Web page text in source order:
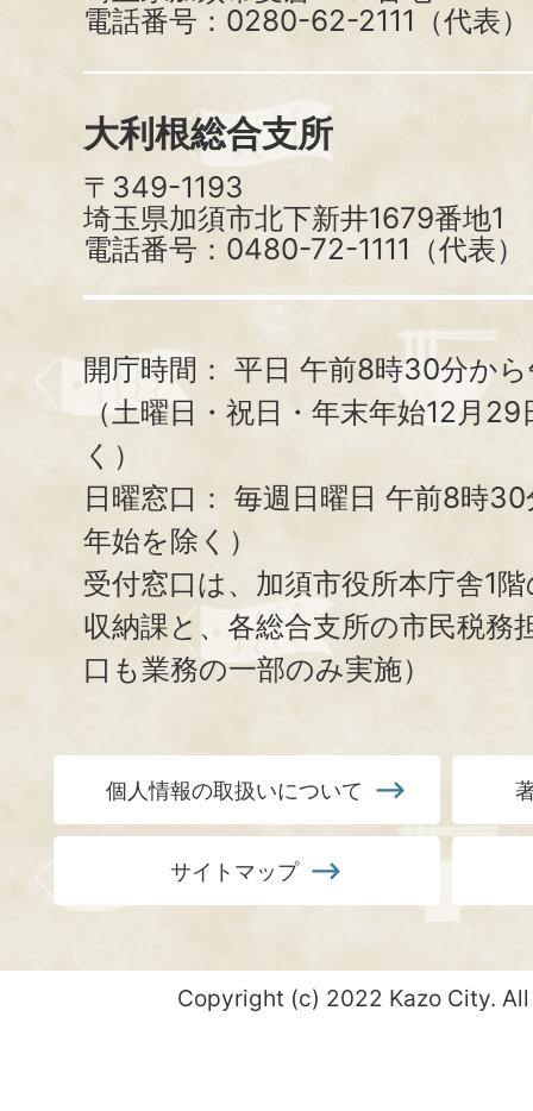
電話番号：0280-62-2111（代表）
大利根総合支所
〒349-1193
埼玉県加須市北下新井1679番地1
電話番号：0480-72-1111（代表）
開庁時間： 平日 午前8時30分か
（土曜日・祝日・年末年始12月
く）
日曜窓口： 毎週日曜日 午前8時
年始を除く）
受付窓口は、加須市役所本庁舎1
収納課と、 各総合支所の市民税務
口も業務の一部のみ実施）
個人情報の取扱いについて
サイトマップ
Copyright (c) 2022 Kazo City.